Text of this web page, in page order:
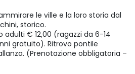
le ville e la loro storia dal
storico.
€ 12,00 (ragazzi da 6-14
gratuito). Ritrovo pontile
(Prenotazione obbligatoria –